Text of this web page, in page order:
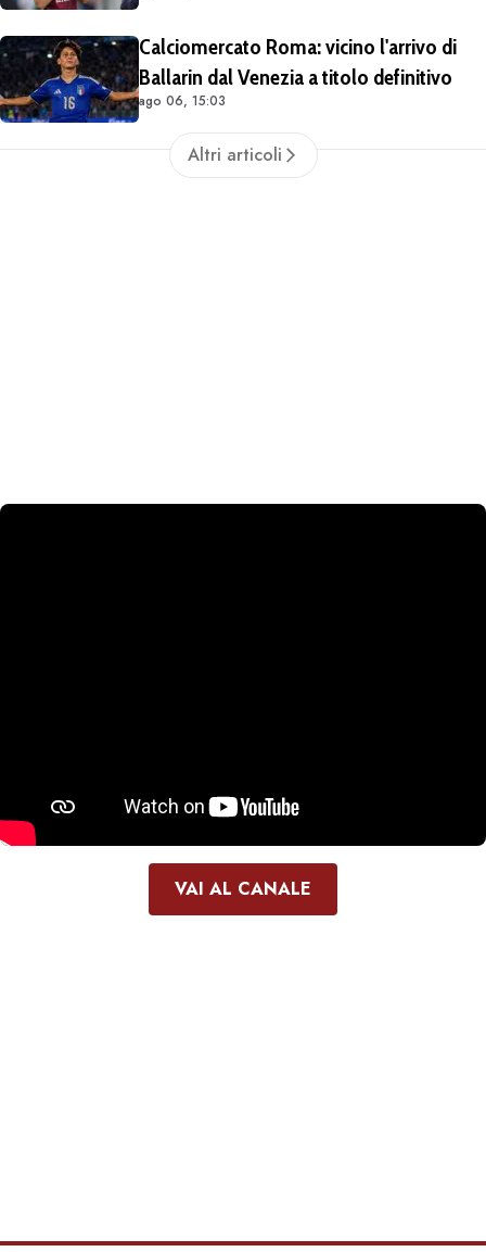
Calciomercato Roma: vicino l'arrivo di
Ballarin dal Venezia a titolo definitivo
ago 06, 15:03
Altri articoli
VAI AL CANALE